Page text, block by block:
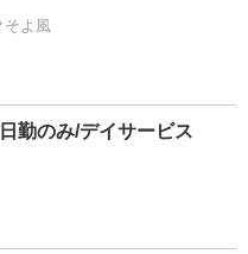
よ風
勤のみ/デイサービス